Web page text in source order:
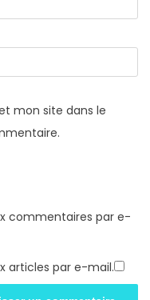
mon site dans le
commentaires par e-
articles par e-mail.